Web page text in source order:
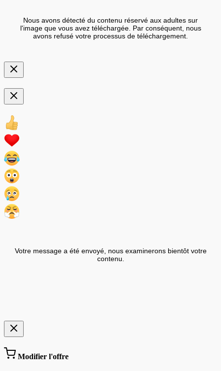
Nous avons détecté du contenu réservé aux adultes sur
l'image que vous avez téléchargée. Par conséquent, nous
avons refusé votre processus de téléchargement.
Votre message a été envoyé, nous examinerons bientôt votre
contenu.
Modifier l'offre